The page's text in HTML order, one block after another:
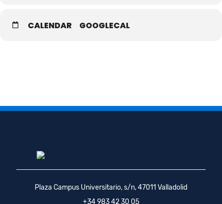
CALENDAR GOOGLECAL
Plaza Campus Universitario, s/n, 47011 Valladolid
+34 983 42 30 05